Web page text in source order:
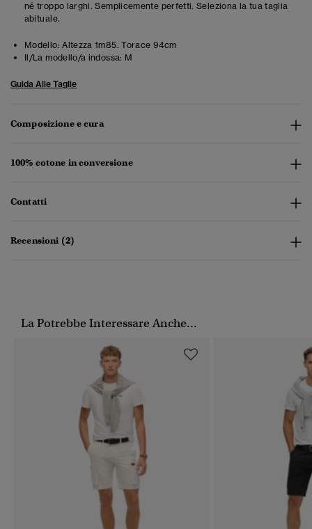
né troppo larghi. Semplicemente perfetti. Seleziona la tua taglia
abituale.
Modello: Altezza 1m85. Torace 94cm
Il/La modello/a indossa: M
Guida Alle Taglie
Composizione e cura
100% cotone in conversione
Contatti
Recensioni (2)
La Potrebbe Interessare Anche...